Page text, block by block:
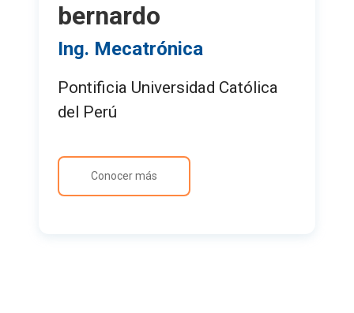
bernardo
Ing. Mecatrónica
Pontificia Universidad Católica
del Perú
Conocer más